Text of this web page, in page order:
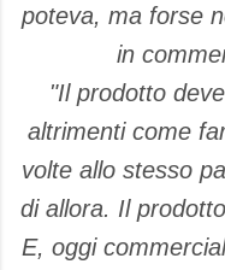
poteva, ma forse
in
"Il prodotto
altrimenti come
volte allo stesso
di allora. Il
E, oggi